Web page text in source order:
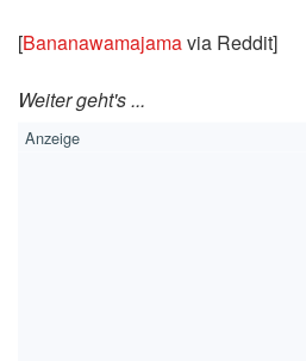
[Bananawamajamavia Reddit]
Weiter geht's ...